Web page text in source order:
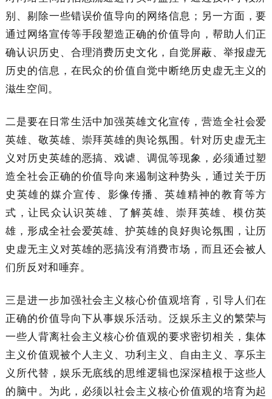
别、剔除一些错误价值导向的网络信息；另一方面，要
通过网络宣传等手段塑造正确的价值导向，帮助人们正
确认识历史、合理消费历史文化，自觉屏蔽、举报虚无
历史的信息，在民众的价值自觉中断绝历史虚无主义的
滋生空间。
二是要在日常生活中加强英雄文化宣传，营造全社会爱
英雄、敬英雄、崇拜英雄的舆论氛围。针对历史虚无主
义对历史英雄的恶搞、戏谑、调侃等现象，必须通过塑
造全社会正确的价值导向来遏制这种势头，通过关于历
史英雄的媒介宣传、影像传播、英雄精神的教育等方
式，让民众认识英雄、了解英雄、崇拜英雄、模仿英
雄，形成全社会爱英雄、护英雄的良好舆论氛围，让历
史虚无主义对英雄的恶搞没有消费市场，而且还会被人
们所反对和唾弃。
三是进一步加强社会主义核心价值观培育，引导人们在
正确的价值导向下从事娱乐活动。泛娱乐主义的繁荣与
一些人背离社会主义核心价值观的要求密切相关，集体
主义价值观被个人主义、功利主义、自由主义、享乐主
义所代替，娱乐无底线的思维逻辑也深深植根于这些人
的脑中。为此，必须以社会主义核心价值观的培育为起